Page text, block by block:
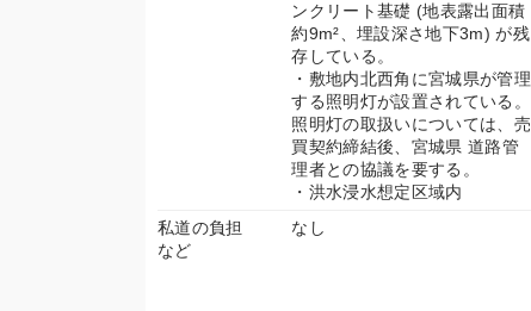
ンクリート基礎 (地表露出面積
約9m²、埋設深さ地下3m) が残
存している。
・敷地内北西角に宮城県が管理
する照明灯が設置されている。
照明灯の取扱いについては、売
買契約締結後、宮城県 道路管
理者との協議を要する。
・洪水浸水想定区域内
私道の負担
など
なし